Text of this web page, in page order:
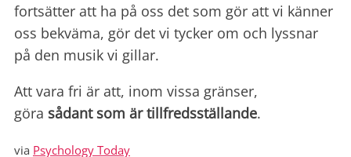
fortsätter att ha på oss det som gör att vi känner
oss bekväma, gör det vi tycker om och lyssnar
på den musik vi gillar.
Att vara fri är att, inom vissa gränser,
göra sådant som är tillfredsställande.
via Psychology Today